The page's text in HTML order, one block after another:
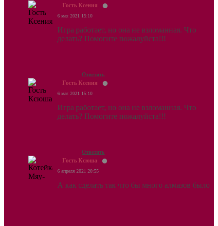
Гость Ксения
6 мая 2021 15:10
Игра работает, но она не взломанная. Что
делать? Помогите пожалуйста!!!
Ответить
Гость Ксения
6 мая 2021 15:10
Игра работает, но она не взломанная. Что
делать? Помогите пожалуйста!!!
Ответить
Гость Ксюша
6 апреля 2021 20:55
А как сделать так что бы много алмазов было